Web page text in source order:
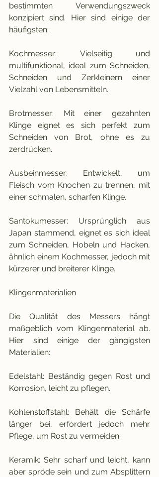
bestimmten Verwendungszweck
konzipiert sind. Hier sind einige der
häufigsten:
Kochmesser: Vielseitig und
multifunktional, ideal zum Schneiden,
Schneiden und Zerkleinern einer
Vielzahl von Lebensmitteln.
Brotmesser: Mit einer gezahnten
Klinge eignet es sich perfekt zum
Schneiden von Brot, ohne es zu
zerdrücken.
Ausbeinmesser: Entwickelt, um
Fleisch vom Knochen zu trennen, mit
einer schmalen, scharfen Klinge.
Santokumesser: Ursprünglich aus
Japan stammend, eignet es sich ideal
zum Schneiden, Hobeln und Hacken,
ähnlich einem Kochmesser, jedoch mit
kürzerer und breiterer Klinge.
Klingenmaterialien
Die Qualität des Messers hängt
maßgeblich vom Klingenmaterial ab.
Hier sind einige der gängigsten
Materialien:
Edelstahl: Beständig gegen Rost und
Korrosion, leicht zu pflegen.
Kohlenstoffstahl: Behält die Schärfe
länger bei, erfordert jedoch mehr
Pflege, um Rost zu vermeiden.
Keramik: Sehr scharf und leicht, kann
aber spröde sein und zum Absplittern